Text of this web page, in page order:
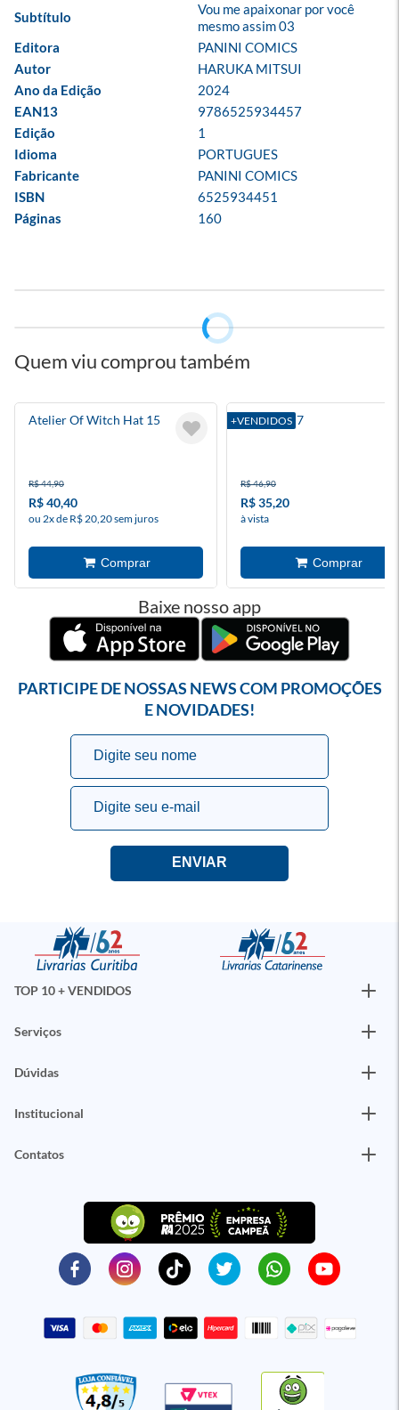
Subtítulo
Vou me apaixonar por você
mesmo assim 03
Editora
PANINI COMICS
Autor
HARUKA MITSUI
Ano da Edição
2024
EAN13
9786525934457
Edição
1
Idioma
PORTUGUES
Fabricante
PANINI COMICS
ISBN
6525934451
Páginas
160
Quem viu comprou também
Atelier Of Witch Hat 15
R$ 44,90
R$ 40,40
ou 2x de R$ 20,20 sem juros
+VENDIDOS
Blue Lock 7
R$ 46,90
R$ 35,20
à vista
Baixe nosso app
PARTICIPE DE NOSSAS NEWS COM PROMOÇÕES
E NOVIDADES!
TOP 10 + VENDIDOS
Serviços
Dúvidas
Institucional
Contatos